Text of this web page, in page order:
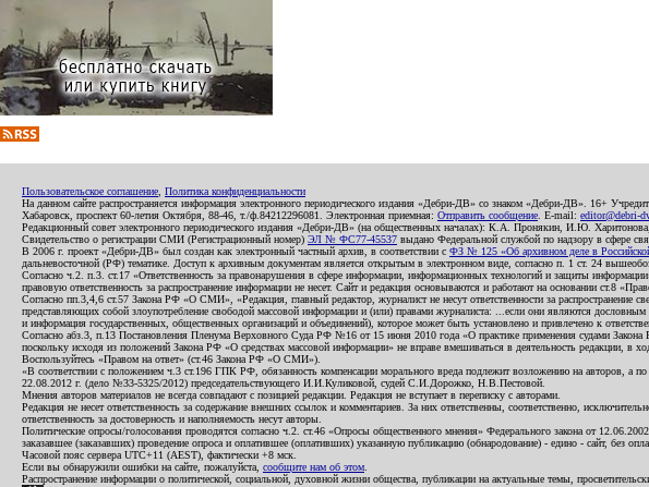
Пользовательское соглашение Политика конфиденциальности
На данном сайте распространяется информация электронного периодического издания «Дебри-ДВ» со знаком «Дебри-ДВ». 16+
Хабаровск, проспект 60-летия Октября, 88-46, т./ф.84212296081. Электронная приемная: Отправить сообщение . E-mail: editor@debri-
Редакционный совет электронного периодического издания «Дебри-ДВ» (на общественных началах): К.А. Пронякин, И.Ю.
Свидетельство о регистрации СМИ (Регистрационный номер) ЭЛ № ФС77-45537 выдано Федеральной службой по надзору в сфере
В 2006 г. проект «Дебри-ДВ» был создан как электронный частный архив, в соответствии с ФЗ № 125 «Об архивном деле в
дальневосточной (РФ) тематике. Доступ к архивным документам является открытым в электронном виде, согласно п. 1 ст. 24
Согласно ч.2. п.3. ст.17 «Ответственность за правонарушения в сфере информации, информационных технологий и защиты
правовую ответственность за распространение информации не несет. Сайт и редакция основываются и работают на основании ст.8
Согласно пп.3,4,6 ст.57 Закона РФ «О СМИ», «Редакция, главный редактор, журналист не несут ответственности за
представляющих собой злоупотребление свободой массовой информации и (или) правами журналиста: ...если они являются
и информация государственных, общественных организаций и объединений), которое может быть установлено и привлечено к
Согласно абз.3, п.13 Постановления Пленума Верховного Суда РФ №16 от 15 июня 2010 года «О практике применения судами
поскольку исходя из положений Закона РФ «О средствах массовой информации» не вправе вмешиваться в деятельность редакции, в
Воспользуйтесь «Правом на ответ» (ст.46 Закона РФ «О СМИ»).
«В соответствии с положением ч.3 ст.196 ГПК РФ, обязанность компенсации морального вреда подлежит возложению на авторов, а
22.08.2012 г. (дело №33-5325/2012) председательствующего И.И.Куликовой, судей С.И.Дорожко, Н.В.Пестовой.
Мнения авторов материалов не всегда совпадают с позицией редакции. Редакция не вступает в переписку с авторами.
Редакция не несет ответственность за содержание внешних ссылок и комментариев. За них ответственны, соответственно,
ответственность за достоверность и наполняемость несут авторы.
Политические опросы/голосования проводятся согласно ч.2. ст.46 «Опросы общественного мнения» Федерального закона от
заказавшее (заказавших) проведение опроса и оплатившее (оплативших) указанную публикацию (обнародование) - едино - сайт, без
Часовой пояс сервера UTC+11 (AEST), фактически +8 мск.
Если вы обнаружили ошибки на сайте, пожалуйста, сообщите нам об этом
Распространение информации о политической, социальной, духовной жизни общества, публикации на актуальные темы,